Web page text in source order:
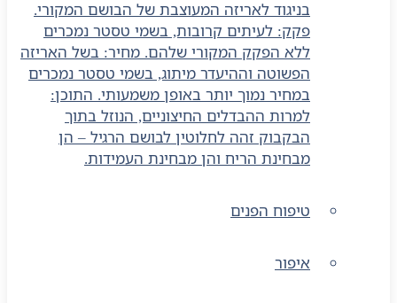
בניגוד לאריזה המעוצבת של הבושם המקורי.
פקק: לעיתים קרובות, בשמי טסטר נמכרים
ללא הפקק המקורי שלהם. מחיר: בשל האריזה
הפשוטה וההיעדר מיתוג, בשמי טסטר נמכרים
במחיר נמוך יותר באופן משמעותי. התוכן:
למרות ההבדלים החיצוניים, הנוזל בתוך
הבקבוק זהה לחלוטין לבושם הרגיל – הן
מבחינת הריח והן מבחינת העמידות.
טיפוח הפנים
איפור